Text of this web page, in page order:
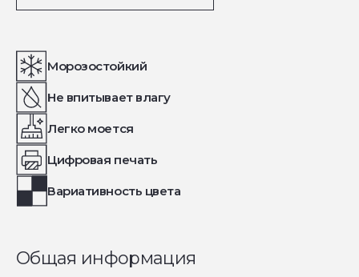
Морозостойкий
Не впитывает влагу
Легко моется
Цифровая печать
Вариативность цвета
Общая информация